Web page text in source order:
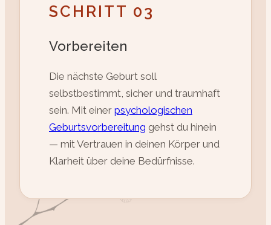
SCHRITT 03
Vorbereiten
Die nächste Geburt soll
selbstbestimmt, sicher und traumhaft
sein. Mit einer psychologischen
Geburtsvorbereitung gehst du hinein
— mit Vertrauen in deinen Körper und
Klarheit über deine Bedürfnisse.